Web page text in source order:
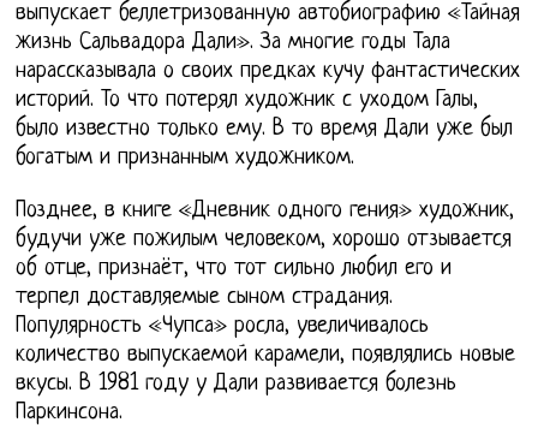
выпускает беллетризованную автобиографию «Тайная
жизнь Сальвадора Дали». За многие годы Тала
нарассказывала о своих предках кучу фантастических
историй. То что потерял художник с уходом Галы,
было известно только ему. В то время Дали уже был
богатым и признанным художником.
Позднее, в книге «Дневник одного гения» художник,
будучи уже пожилым человеком, хорошо отзывается
об отце, признаёт, что тот сильно любил его и
терпел доставляемые сыном страдания.
Популярность «Чупса» росла, увеличивалось
количество выпускаемой карамели, появлялись новые
вкусы. В 1981 году у Дали развивается болезнь
Паркинсона.